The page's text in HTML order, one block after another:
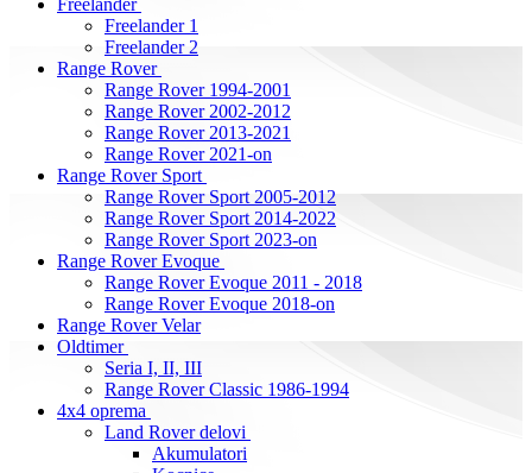
Freelander
Freelander 1
Freelander 2
Range Rover
Range Rover 1994-2001
Range Rover 2002-2012
Range Rover 2013-2021
Range Rover 2021-on
Range Rover Sport
Range Rover Sport 2005-2012
Range Rover Sport 2014-2022
Range Rover Sport 2023-on
Range Rover Evoque
Range Rover Evoque 2011 - 2018
Range Rover Evoque 2018-on
Range Rover Velar
Oldtimer
Seria I, II, III
Range Rover Classic 1986-1994
4x4 oprema
Land Rover delovi
Akumulatori